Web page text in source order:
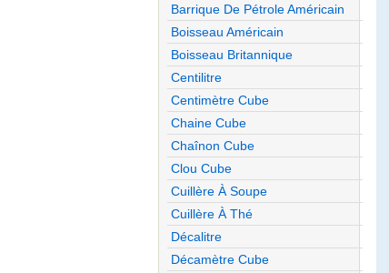
Barrique De Pétrole Américain
Boisseau Américain
Boisseau Britannique
Centilitre
Centimètre Cube
Chaine Cube
Chaînon Cube
Clou Cube
Cuillère À Soupe
Cuillère À Thé
Décalitre
Décamètre Cube